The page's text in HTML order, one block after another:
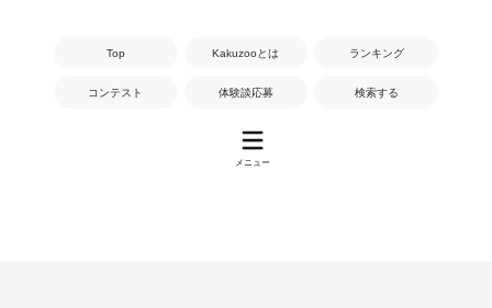
Top Kakuzooとは ランキング
コンテスト 体験談応募 検索する
メニュー